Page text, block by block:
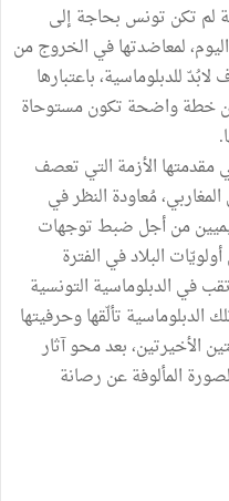
لم تكن تونس بحاجة إلى
لمعاضدتها في الخروج من
للدبلوماسية، باعتبارها
من خطة واضحة تكون مستوحاة
مقدمتها الأزمة التي تعصف
مُعاودة النظر في
من أجل ضبط توجهات
البلاد في الفترة
في الدبلوماسية التونسية
تألّقها وحرفيتها
الأخيرتين، بعد محو آثار
المألوفة عن رصانة